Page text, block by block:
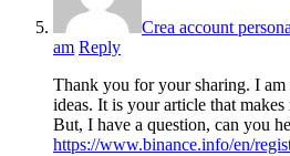
Crea account
am Reply
Thank you for your sharing. I
ideas. It is your article that
But, I have a question, can you
https://www.binance.info/en/